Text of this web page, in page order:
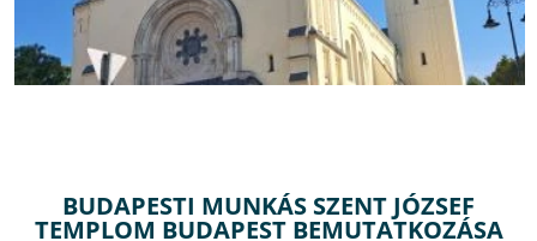
BUDAPESTI MUNKÁS SZENT JÓZSEF
TEMPLOM BUDAPEST BEMUTATKOZÁSA